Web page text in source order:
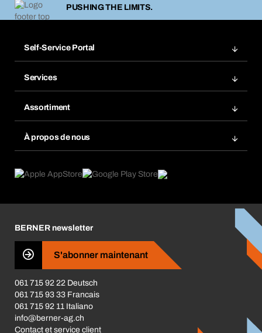
PUSHING THE LIMITS.
Self-Service Portal
Favoris
Réassort
Abonnement
Services
Base données produits chimiques
eProcurement
Guides de choix
Assortiment
À propos de nous
Ce qui nous motive
Les magasins BERNER
Business Conduct
BERNER newsletter
S'abonner maintenant
061 715 92 22 Deutsch
061 715 93 33 Francais
061 715 92 11 Italiano
info@berner-ag.ch
Contact et service client